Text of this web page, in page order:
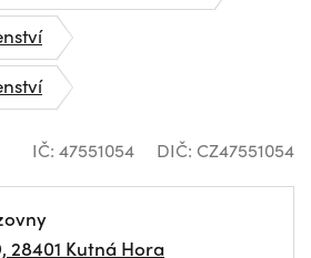
IČ: 47551054 DIČ: CZ47551054
28401 Kutná Hora